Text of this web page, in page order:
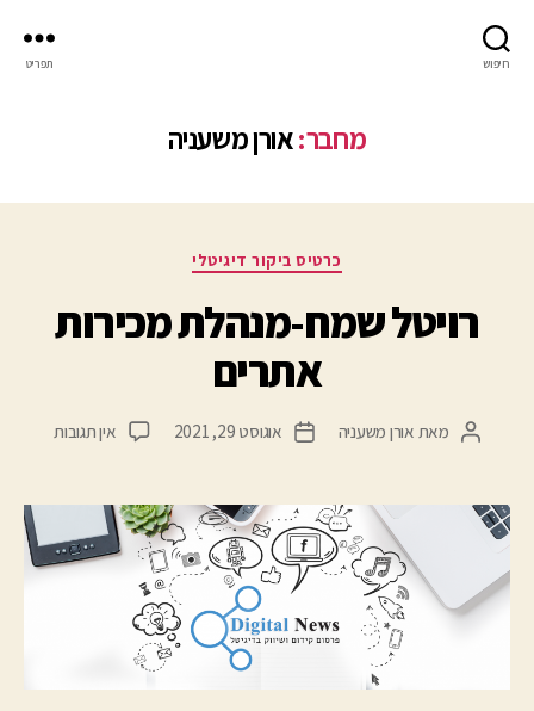
חיפוש תפריט
מחבר:אורן משעניה
כרטיס ביקור דיגיטלי
רויטל שמח-מנהלת מכירות
אתרים
מאת אורן משעניה אוגוסט 29, 2021 אין תגובות